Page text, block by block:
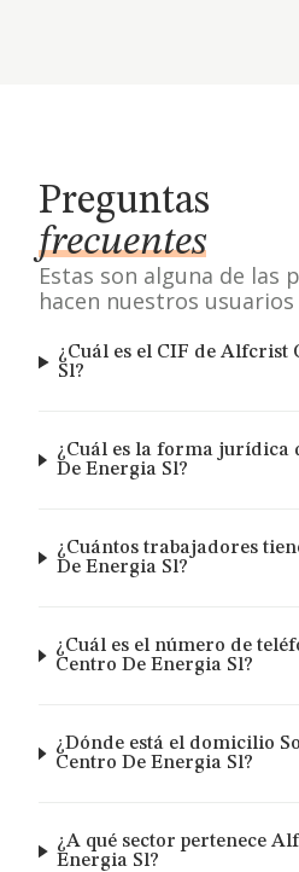
Preguntas
frecuentes
Estas son alguna de las
hacen nuestros usuarios
¿Cuál es el CIF de Alfcrist
Sl?
¿Cuál es la forma jurídica
De Energia Sl?
¿Cuántos trabajadores
De Energia Sl?
¿Cuál es el número de
Centro De Energia Sl?
¿Dónde está el domicilio
Centro De Energia Sl?
¿A qué sector pertenece
Energia Sl?